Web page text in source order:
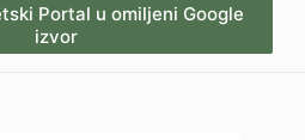
Portal u omiljeni Google
izvor